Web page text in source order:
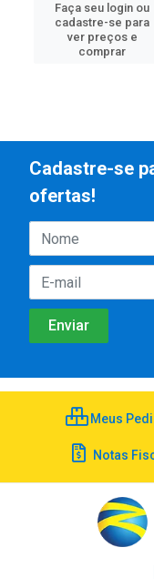
Faça seu login ou
cadastre-se para
ver preços e
comprar
Cadastre-se
ofertas!
Meus
Notas